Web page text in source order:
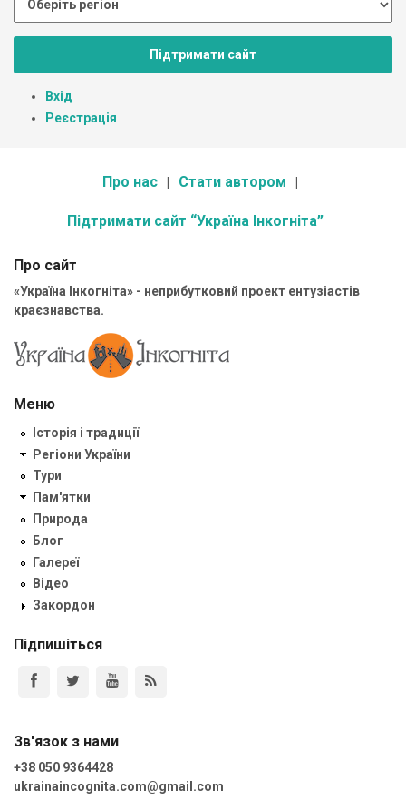
Підтримати сайт
Вхід
Реєстрація
Про нас Стати автором
Підтримати сайт “Україна Інкогніта”
Про сайт
«Україна Інкогніта» - неприбутковий проект ентузіастів
краєзнавства.
Меню
Історія і традиції
Регіони України
Тури
Пам'ятки
Природа
Блог
Галереї
Відео
Закордон
Підпишіться
Зв'язок з нами
+38 050 9364428
ukrainaincognita.com@gmail.com